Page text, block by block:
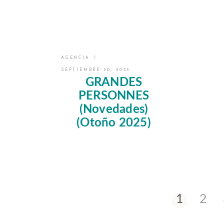
AGENCIA
SEPTIEMBRE 30, 2025
GRANDES
PERSONNES
(Novedades)
(Otoño 2025)
1 2